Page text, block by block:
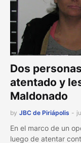
Dos
atentado y
Maldonado
by JBC de Piriápolis -
En el marco de un
luego de atentar